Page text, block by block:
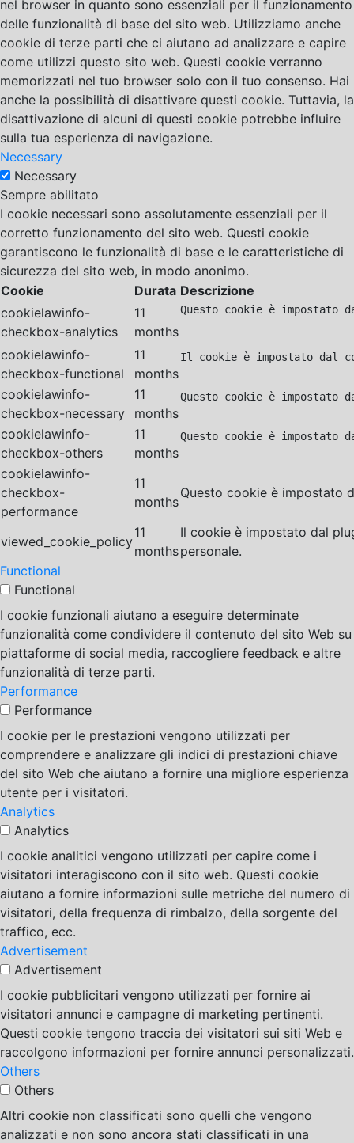
nel browser in quanto sono essenziali per il funzionamento
delle funzionalità di base del sito web. Utilizziamo anche
cookie di terze parti che ci aiutano ad analizzare e capire
come utilizzi questo sito web. Questi cookie verranno
memorizzati nel tuo browser solo con il tuo consenso. Hai
anche la possibilità di disattivare questi cookie. Tuttavia, la
disattivazione di alcuni di questi cookie potrebbe influire
sulla tua esperienza di navigazione.
Necessary
Necessary
Sempre abilitato
I cookie necessari sono assolutamente essenziali per il
corretto funzionamento del sito web. Questi cookie
garantiscono le funzionalità di base e le caratteristiche di
sicurezza del sito web, in modo anonimo.
Cookie
Durata Descrizione
cookielawinfo-
checkbox-analytics
11
months
Questo cookie è
cookielawinfo-
checkbox-functional
11
months
Il cookie è impostato dal
cookielawinfo-
checkbox-necessary
11
months
Questo cookie è impostato
cookielawinfo-
checkbox-others
11
months
Questo cookie è
cookielawinfo-
checkbox-
performance
11
months
Questo cookie è impostato
viewed_cookie_policy
11
months
Il cookie è impostato dal
personale.
Functional
Functional
I cookie funzionali aiutano a eseguire determinate
funzionalità come condividere il contenuto del sito Web su
piattaforme di social media, raccogliere feedback e altre
funzionalità di terze parti.
Performance
Performance
I cookie per le prestazioni vengono utilizzati per
comprendere e analizzare gli indici di prestazioni chiave
del sito Web che aiutano a fornire una migliore esperienza
utente per i visitatori.
Analytics
Analytics
I cookie analitici vengono utilizzati per capire come i
visitatori interagiscono con il sito web. Questi cookie
aiutano a fornire informazioni sulle metriche del numero di
visitatori, della frequenza di rimbalzo, della sorgente del
traffico, ecc.
Advertisement
Advertisement
I cookie pubblicitari vengono utilizzati per fornire ai
visitatori annunci e campagne di marketing pertinenti.
Questi cookie tengono traccia dei visitatori sui siti Web e
raccolgono informazioni per fornire annunci personalizzati.
Others
Others
Altri cookie non classificati sono quelli che vengono
analizzati e non sono ancora stati classificati in una